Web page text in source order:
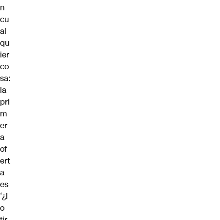
n
cu
al
qu
ier
co
sa:
la
pri
m
er
a
of
ert
a
es
‘¿l
o